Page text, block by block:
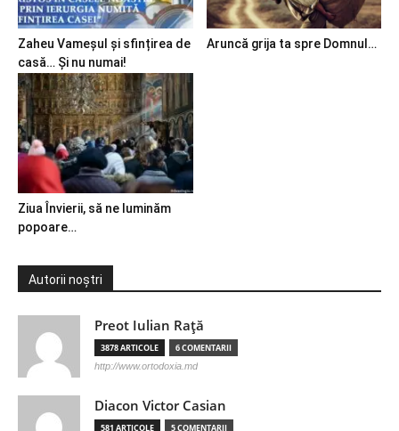
Zaheu Vameșul și sfințirea de
casă… Și nu numai!
Aruncă grija ta spre Domnul…
Ziua Învierii, să ne luminăm
popoare…
Autorii noștri
Preot Iulian Raţă
3878 ARTICOLE 6 COMENTARII
http://www.ortodoxia.md
Diacon Victor Casian
581 ARTICOLE 5 COMENTARII